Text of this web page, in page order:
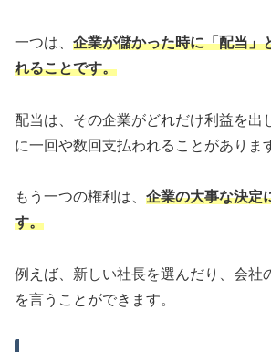
一つは、 企業が儲かった時に「配当」
れることです。
配当は、その企業がどれだけ利益を出
に一回や数回支払われることがありま
もう一つの権利は、 企業の大事な決定
す。
例えば、新しい社長を選んだり、会社
を言うことができます。